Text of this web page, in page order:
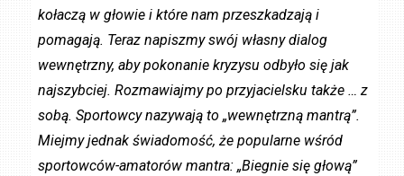
kołaczą w głowie i które nam przeszkadzają i
pomagają. Teraz napiszmy swój własny dialog
wewnętrzny, aby pokonanie kryzysu odbyło się jak
najszybciej. Rozmawiajmy po przyjacielsku także … z
sobą. Sportowcy nazywają to „wewnętrzną mantrą”.
Miejmy jednak świadomość, że popularne wśród
sportowców-amatorów mantra: „Biegnie się głową”